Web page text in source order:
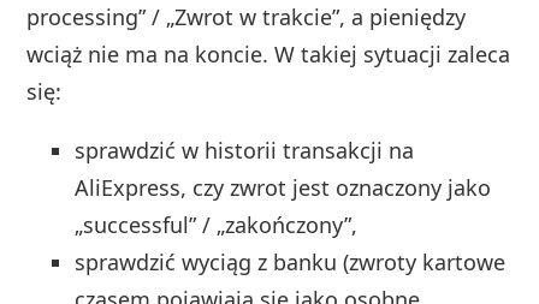
processing” / „Zwrot w trakcie”, a pieniędzy
wciąż nie ma na koncie. W takiej sytuacji zaleca
się:
sprawdzić w historii transakcji na
AliExpress, czy zwrot jest oznaczony jako
„successful” / „zakończony”,
sprawdzić wyciąg z banku (zwroty kartowe